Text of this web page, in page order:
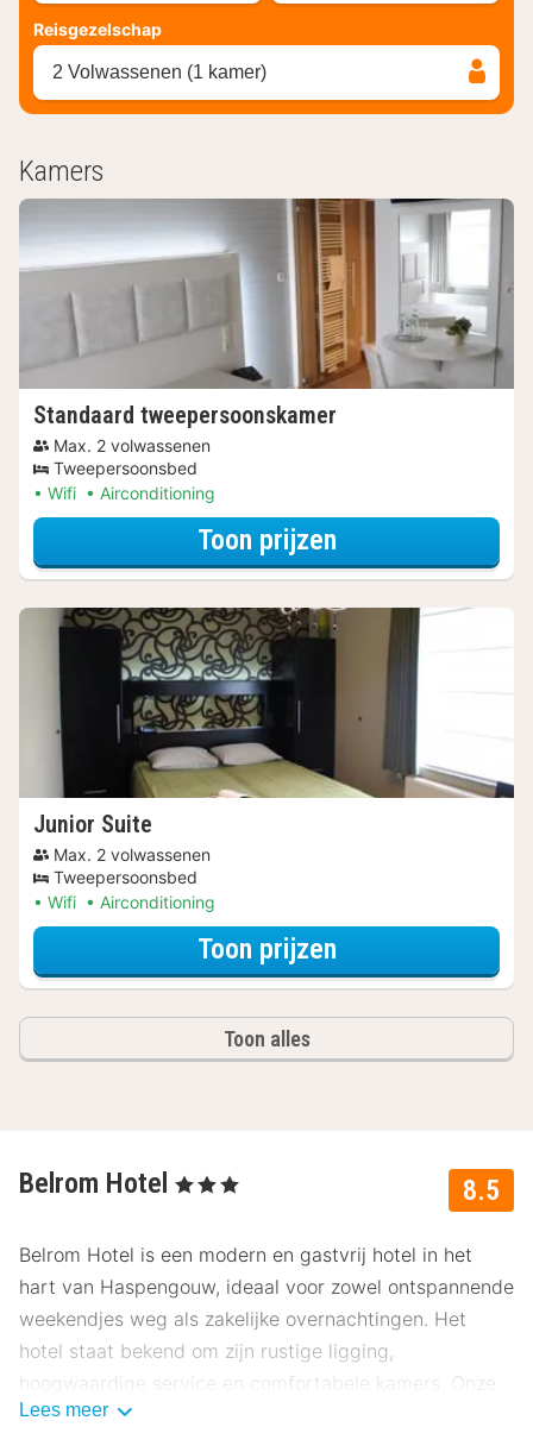
Reisgezelschap
2 Volwassenen (1 kamer)
Kamers
Standaard tweepersoonskamer
Max. 2 volwassenen
Tweepersoonsbed
Wifi
Airconditioning
Toon prijzenvoor Ontbijt
Junior Suite
Max. 2 volwassenen
Tweepersoonsbed
Wifi
Airconditioning
Toon prijzenvoor Ontbijt
Toon alles
8.5
Belrom Hotel , 3 Sterren
Belrom Hotel is een modern en gastvrij hotel in het
hart van Haspengouw, ideaal voor zowel ontspannende
weekendjes weg als zakelijke overnachtingen. Het
hotel staat bekend om zijn rustige ligging,
hoogwaardige service en comfortabele kamers. Onze
gasten beoordelen dit hotel gemiddeld met een 8.5.
Lees meer